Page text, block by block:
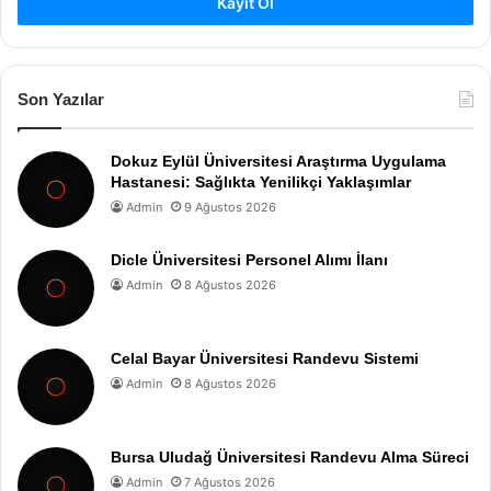
Son Yazılar
Dokuz Eylül Üniversitesi Araştırma Uygulama
Hastanesi: Sağlıkta Yenilikçi Yaklaşımlar
Admin 9 Ağustos 2026
Dicle Üniversitesi Personel Alımı İlanı
Admin 8 Ağustos 2026
Celal Bayar Üniversitesi Randevu Sistemi
Admin 8 Ağustos 2026
Bursa Uludağ Üniversitesi Randevu Alma Süreci
Admin 7 Ağustos 2026